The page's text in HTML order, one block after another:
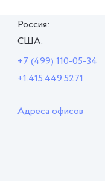
Россия:
США:
+7 (499) 110-05-34
+1.415.449.5271
Адреса офисов